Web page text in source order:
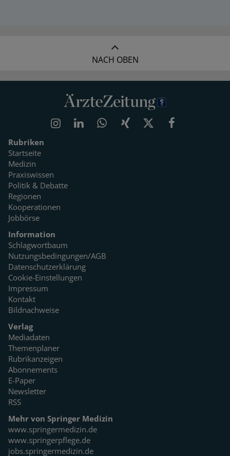
NACH OBEN
Rubriken
Startseite
Medizin
Praxiswissen
Politik & Debatte
Regionen
Kooperationen
Jobbörse
Information
Schlagwortbaum
Nutzungsbedingungen/AGB
Datenschutzerklärung
Cookie-Einstellungen
Impressum
Kontakt
Bildnachweise
Verlag
Mediadaten
Themenplaner
Rubrikanzeigen
Abonnements
E-Paper
Newsletter
RSS
Mehr von Springer Medizin
www.springermedizin.de
www.springerpflege.de
jobs.springermedizin.de